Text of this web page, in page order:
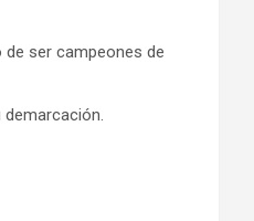
ser campeones de